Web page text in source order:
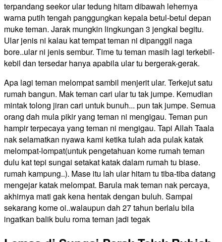
terpandang seekor ular tedung hitam dibawah lehernya
warna putih tengah panggungkan kepala betul-betul depan
muke teman. Jarak mungkin lingkungan 3 jengkal begitu.
Ular jenis ni kalau kat tempat teman ni dipanggil naga
bore..ular ni jenis sembur. Time tu teman masih lagi terkebil-
kebil dan tersedar hanya apabila ular tu bergerak-gerak.
Apa lagi teman melompat sambil menjerit ular. Terkejut satu
rumah bangun. Mak teman cari ular tu tak jumpe. Kemudian
mintak tolong jiran cari untuk bunuh... pun tak jumpe. Semua
orang dah mula pikir yang teman ni mengigau. Teman pun
hampir terpecaya yang teman ni mengigau. Tapi Allah Taala
nak selamatkan nyawa kami ketika tulah ada pulak katak
melompat-lompat(untuk pengetahuan kome rumah teman
dulu kat tepi sungai setakat katak dalam rumah tu biase.
rumah kampung..). Mase itu lah ular hitam tu tiba-tiba datang
mengejar katak melompat. Barula mak teman nak percaya,
akhirnya mati gak kena hentak dengan buluh. Sampai
sekarang kome oi..walaupun dah 27 tahun berlalu bila
ingatkan balik bulu roma teman jadi tegak